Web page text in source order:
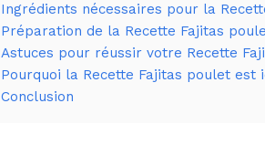
Ingrédients nécessaires pour la
Préparation de la Recette Fajitas
Astuces pour réussir votre Recette
Pourquoi la Recette Fajitas poulet est
Conclusion